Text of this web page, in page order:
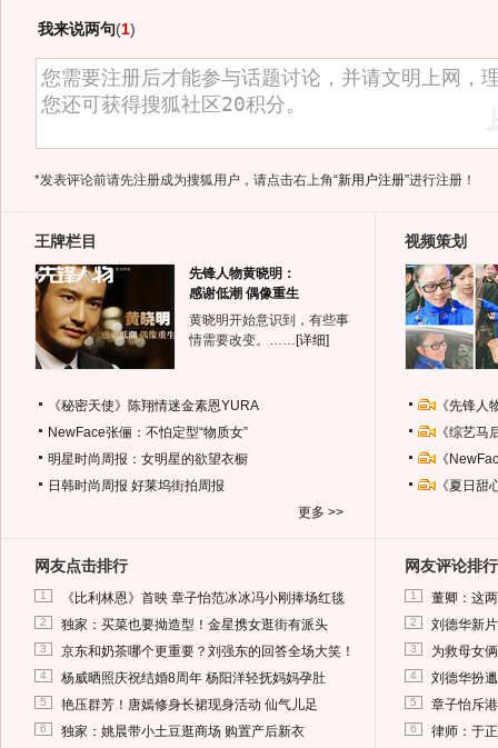
我来说两句(1)
*发表评论前请先注册成为搜狐用户，请点击右上角“新用户注册”进行注册！
王牌栏目
先锋人物黄晓明：
感谢低潮 偶像重生
黄晓明开始意识到，有些事
情需要改变。…… [详细]
《秘密天使》陈翔情迷金素恩YURA
NewFace张俪：不怕定型“物质女”
明星时尚周报：女明星的欲望衣橱
日韩时尚周报 好莱坞街拍周报
更多 >>
视频策划
《先锋
《综艺
《
《夏日
网友点击排行
1 《比利林恩》首映 章子怡范冰冰冯小刚捧场红毯
2 独家：买菜也要拗造型！金星携女逛街有派头
3 京东和奶茶哪个更重要？刘强东的回答全场大笑！
4 杨威晒照庆祝结婚8周年 杨阳洋轻抚妈妈孕肚
5 艳压群芳！唐嫣修身长裙现身活动 仙气儿足
6 独家：姚晨带小土豆逛商场 购置产后新衣
网友评论排行
1 董卿：这
2 刘德华新
3 为救母女
4 刘德华扮
5 章子怡斥
6 律师：于